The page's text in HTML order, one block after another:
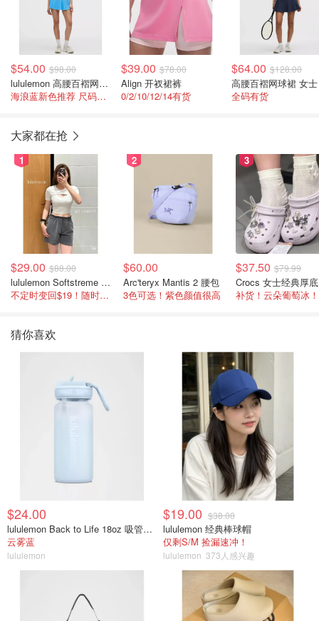
$54.00 $98.00
lululemon 高腰百褶网球裙
海浪蓝新色推荐 尺码较全
$39.00 $78.00
Align 开衩裙裤
0/2/10/12/14有货
$64.00 $128.00
高腰百褶网球裙 女士
全码有货
大家都在抢
1
$29.00 $88.00
lululemon Softstreme 女士高腰短裤 10cm
不定时变回$19！随时点进来看
2
$60.00
Arc'teryx Mantis 2 腰包
3色可选！紫色颜值很高
3
$37.50 $79.99
补货！云朵葡萄冰！
猜你喜欢
$24.00
lululemon Back to Life 18oz 吸管透明水瓶
云雾蓝
lululemon
$19.00 $38.00
lululemon 经典棒球帽
仅剩S/M 捡漏速冲！
lululemon 373人感兴趣